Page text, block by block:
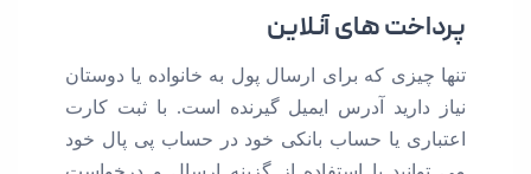
های آنلاین
که برای ارسال پول به خانواده یا دوستان
آدرس ایمیل گیرنده است. با ثبت کارت
یا حساب بانکی خود در حساب پی پال خود